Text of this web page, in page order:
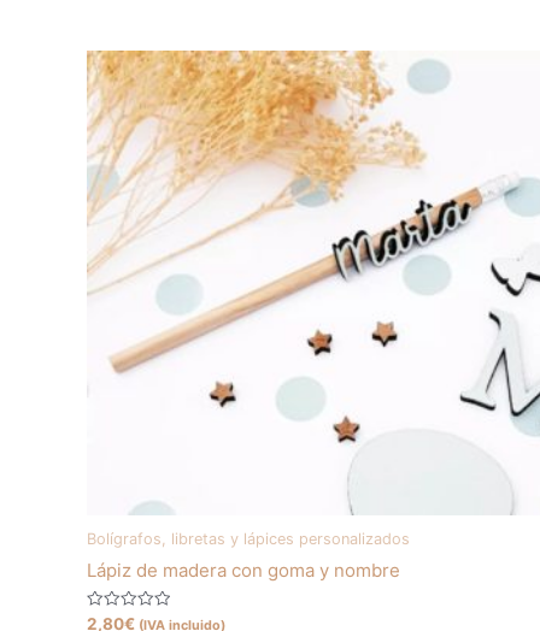
Bolígrafos, libretas y lápices personalizados
Lápiz de madera con goma y nombre
Valorado
2,80€ (IVA incluido)